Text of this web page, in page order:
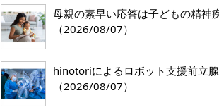
母親の素早い応答は子どもの精神
（2026/08/07）
hinotoriによるロボット支援前立
（2026/08/07）